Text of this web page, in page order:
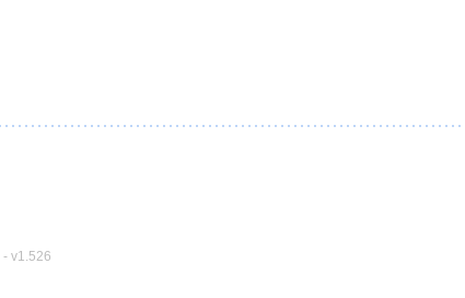
- v1.526